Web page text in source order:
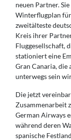
neuen Partner.
Winterflugplan
zweitälteste
Kreis ihrer
Fluggesellschaft,
stationiert eine
Gran Canaria, die
unterwegs sein
Die jetzt
Zusammenarbeit
German Airways
während deren
spanische